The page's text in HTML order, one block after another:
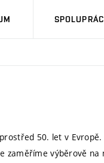
50. let v
zaměříme výběrově